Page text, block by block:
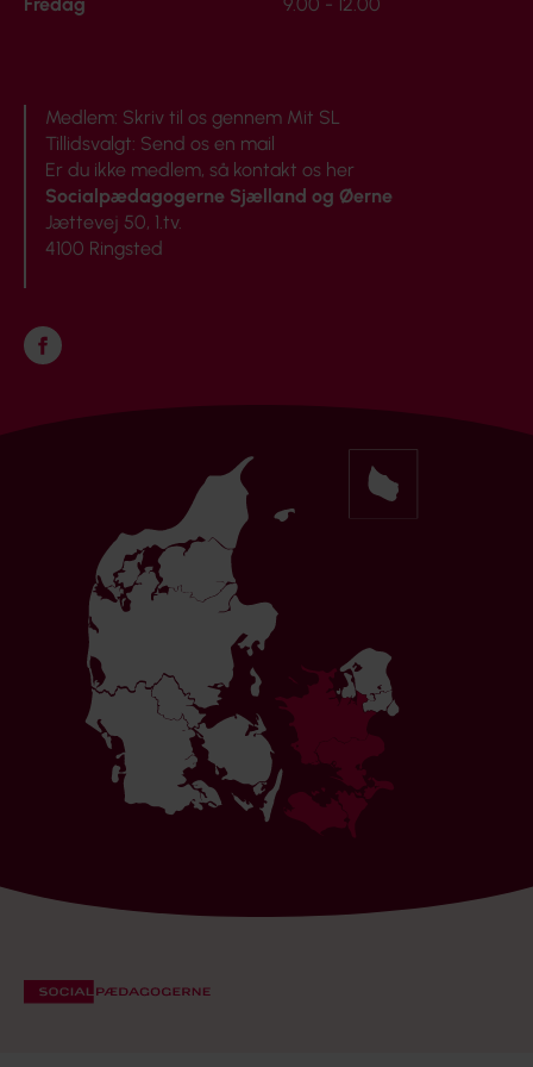
Medlem: Skriv til os gennem Mit SL
Tillidsvalgt: Send os en mail
Er du ikke medlem, så kontakt os her
Socialpædagogerne Sjælland og Øerne
Jættevej 50, 1.tv.
4100 Ringsted
Følg os på Facebook